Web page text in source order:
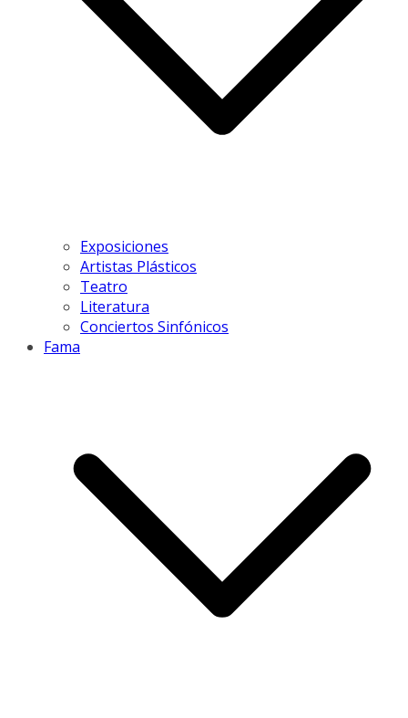
Exposiciones
Artistas Plásticos
Teatro
Literatura
Conciertos Sinfónicos
Fama